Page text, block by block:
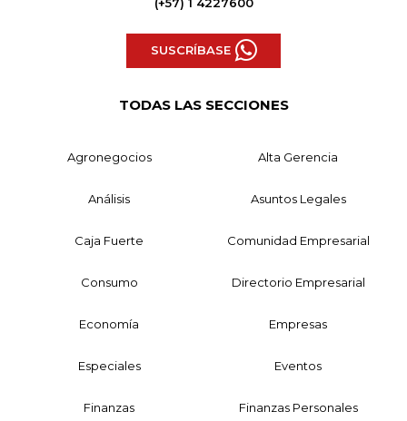
SUSCRÍBASE
TODAS LAS SECCIONES
Agronegocios Alta Gerencia
Análisis Asuntos Legales
Caja Fuerte Comunidad Empresarial
Consumo Directorio Empresarial
Economía Empresas
Especiales Eventos
Finanzas Finanzas Personales